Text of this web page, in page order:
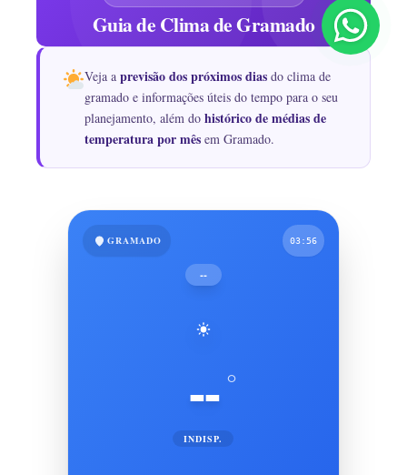
Guia de Clima de Gramado
Veja aprevisão dos próximos dias do clima de
gramado e informações úteis do tempo para o seu
planejamento, além dohistórico de médias de
temperatura por mês em Gramado.
GRAMADO 03:56
--
-- °
INDISP.